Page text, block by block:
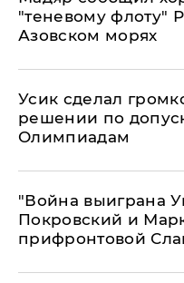
"теневому флоту"
Азовском морях
Усик сделал
решении по
Олимпиадам
"Война выиграна
Покровский и
прифронтовой